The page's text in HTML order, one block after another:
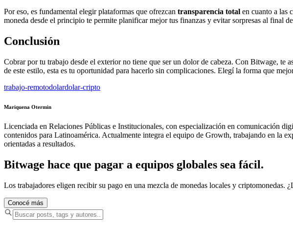
Por eso, es fundamental elegir plataformas que ofrezcan transparencia total en cuanto a las
moneda desde el principio te permite planificar mejor tus finanzas y evitar sorpresas al final
Conclusión
Cobrar por tu trabajo desde el exterior no tiene que ser un dolor de cabeza. Con Bitwage, te
de este estilo, esta es tu oportunidad para hacerlo sin complicaciones. Elegí la forma que
trabajo-remotodolardolar-cripto
Mariquena Otermin
Licenciada en Relaciones Públicas e Institucionales, con especialización en comunicación
contenidos para Latinoamérica. Actualmente integra el equipo de Growth, trabajando en la
orientadas a resultados.
Bitwage hace que pagar a equipos globales sea fácil.
Los trabajadores eligen recibir su pago en una mezcla de monedas locales y criptomonedas.
Conocé más